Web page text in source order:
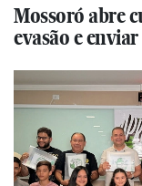
Mossoró abre
evasão e